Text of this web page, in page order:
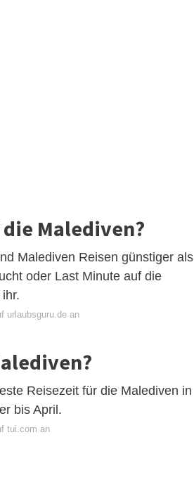
Malediven?
Malediven Reisen günstiger als
oder Last Minute auf die
urlaubsguru.de an
Reisezeit für die Malediven in
bis April.
tui.com an